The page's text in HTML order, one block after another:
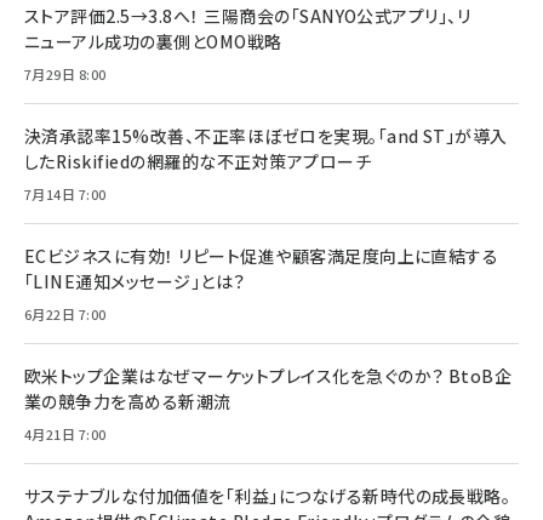
ストア評価2.5→3.8へ！ 三陽商会の「SANYO公式アプリ」、リ
ニューアル成功の裏側とOMO戦略
7月29日 8:00
決済承認率15%改善、不正率ほぼゼロを実現。「and ST」が導入
したRiskifiedの網羅的な不正対策アプローチ
7月14日 7:00
ECビジネスに有効！ リピート促進や顧客満足度向上に直結する
「LINE通知メッセージ」とは？
6月22日 7:00
欧米トップ企業はなぜマーケットプレイス化を急ぐのか？ BtoB企
業の競争力を高める新潮流
4月21日 7:00
サステナブルな付加価値を「利益」につなげる新時代の成長戦略。